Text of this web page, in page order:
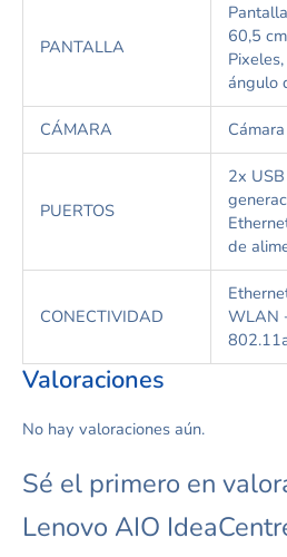
PANTALLA
Pantalla
60,5 cm
Pixeles,
ángulo
CÁMARA Cámara
PUERTOS
2x
de
CONECTIVIDAD
WLAN
Valoraciones
No hay valoraciones aún.
Sé el primero en
Lenovo AIO